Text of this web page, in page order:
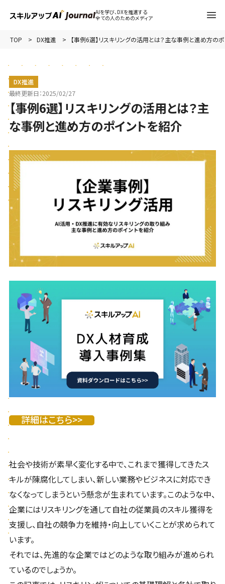
AIを学び、DXを推進する
全ての人のためのメディア
TOP DX推進 【事例6選】リスキリングの活用とは？主な事例と進め方の
DX推進
最終更新日：2025/02/27
【事例6選】リスキリングの活用とは？主
な事例と進め方のポイントを紹介
詳細はこちら>>
社会や技術が素早く変化する中で、これまで獲得してきたス
キルが陳腐化してしまい、新しい業務やビジネスに対応でき
なくなってしまうという懸念が生まれています。このような中、
企業にはリスキリングを通して自社の従業員のスキル獲得を
支援し、自社の競争力を維持・向上していくことが求められて
います。
それでは、先進的な企業ではどのような取り組みが進められ
ているのでしょうか。